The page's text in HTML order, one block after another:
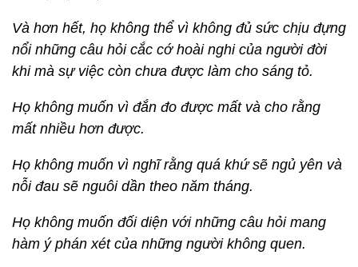
Và hơn hết, họ không thể vì không đủ sức chịu đựng
nổi những câu hỏi cắc cớ hoài nghi của người đời
khi mà sự việc còn chưa được làm cho sáng tỏ.
Họ không muốn vì đắn đo được mất và cho rằng
mất nhiều hơn được.
Họ không muốn vì nghĩ rằng quá khứ sẽ ngủ yên và
nỗi đau sẽ nguôi dần theo năm tháng.
Họ không muốn đối diện với những câu hỏi mang
hàm ý phán xét của những người không quen.